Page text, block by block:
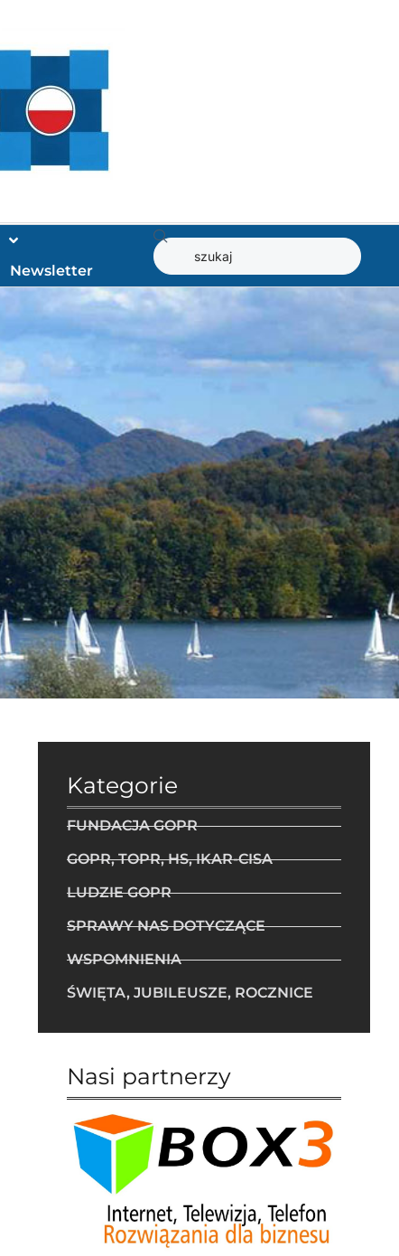
Newsletter
Kategorie
FUNDACJA GOPR
GOPR, TOPR, HS, IKAR-CISA
LUDZIE GOPR
SPRAWY NAS DOTYCZĄCE
WSPOMNIENIA
ŚWIĘTA, JUBILEUSZE, ROCZNICE
Nasi partnerzy